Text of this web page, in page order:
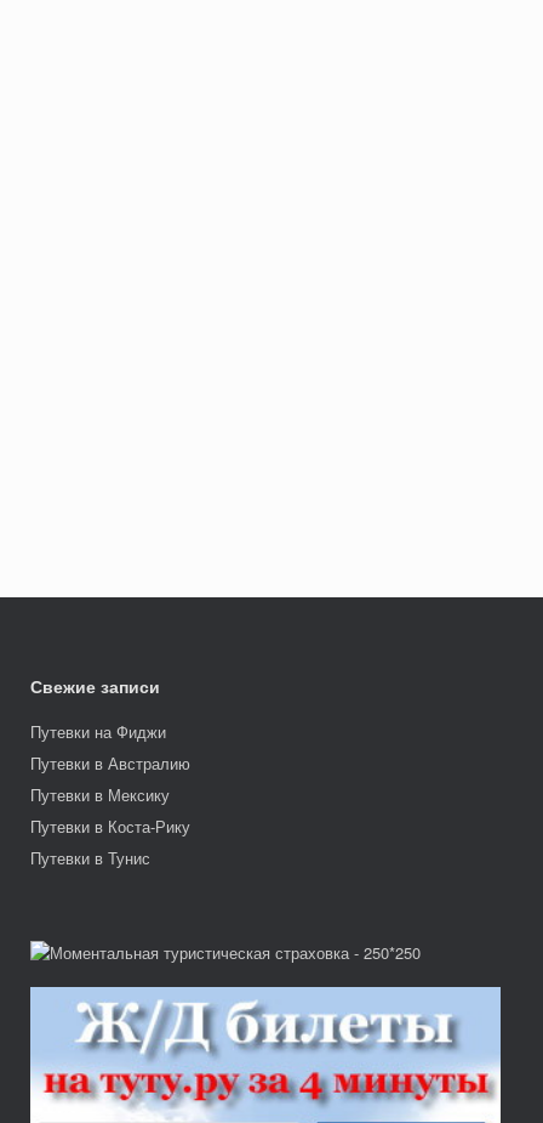
Свежие записи
Путевки на Фиджи
Путевки в Австралию
Путевки в Мексику
Путевки в Коста-Рику
Путевки в Тунис